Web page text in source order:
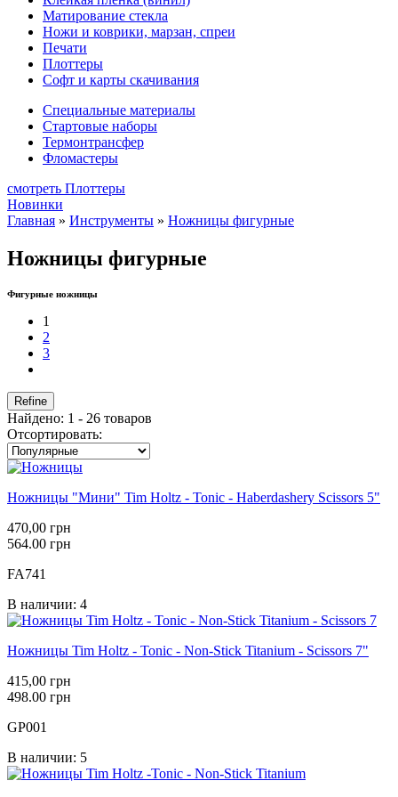
Матирование стекла
Ножи и коврики, марзан, спреи
Печати
Плоттеры
Софт и карты скачивания
Специальные материалы
Стартовые наборы
Термонтрансфер
Фломастеры
смотреть Плоттеры
Новинки
Главная » Инструменты » Ножницы фигурные
Ножницы фигурные
Фигурные ножницы
1
2
3
Refine
Найдено: 1 - 26 товаров
Отсортировать:
Ножницы "Мини" Tim Holtz - Tonic - Haberdashery Scissors 5"
470,00 грн
564.00 грн
FA741
В наличии: 4
Ножницы Tim Holtz - Tonic - Non-Stick Titanium - Scissors 7"
415,00 грн
498.00 грн
GP001
В наличии: 5